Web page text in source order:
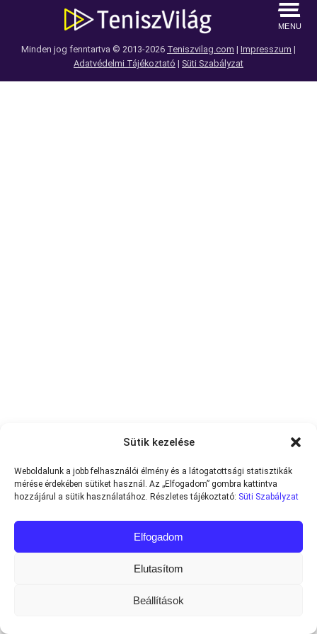
Sütik kezelése
Weboldalunk a jobb felhasználói élmény és a látogatottsági statisztikák
mérése érdekében sütiket használ. Az „Elfogadom” gombra kattintva
hozzájárul a sütik használatához. Részletes tájékoztató: Süti Szabályzat
Elfogadom
Elutasítom
Beállítások
MENU
Minden jog fenntartva © 2013-2026 Teniszvilag.com | Impresszum |
Adatvédelmi Tájékoztató | Süti Szabályzat